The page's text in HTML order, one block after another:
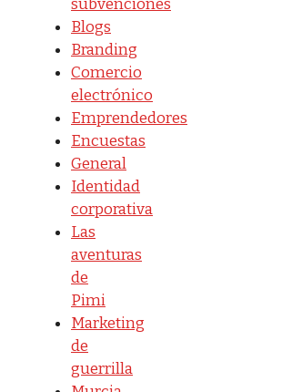
subvenciones
Blogs
Branding
Comercio
electrónico
Emprendedores
Encuestas
General
Identidad
corporativa
Las
aventuras
de
Pimi
Marketing
de
guerrilla